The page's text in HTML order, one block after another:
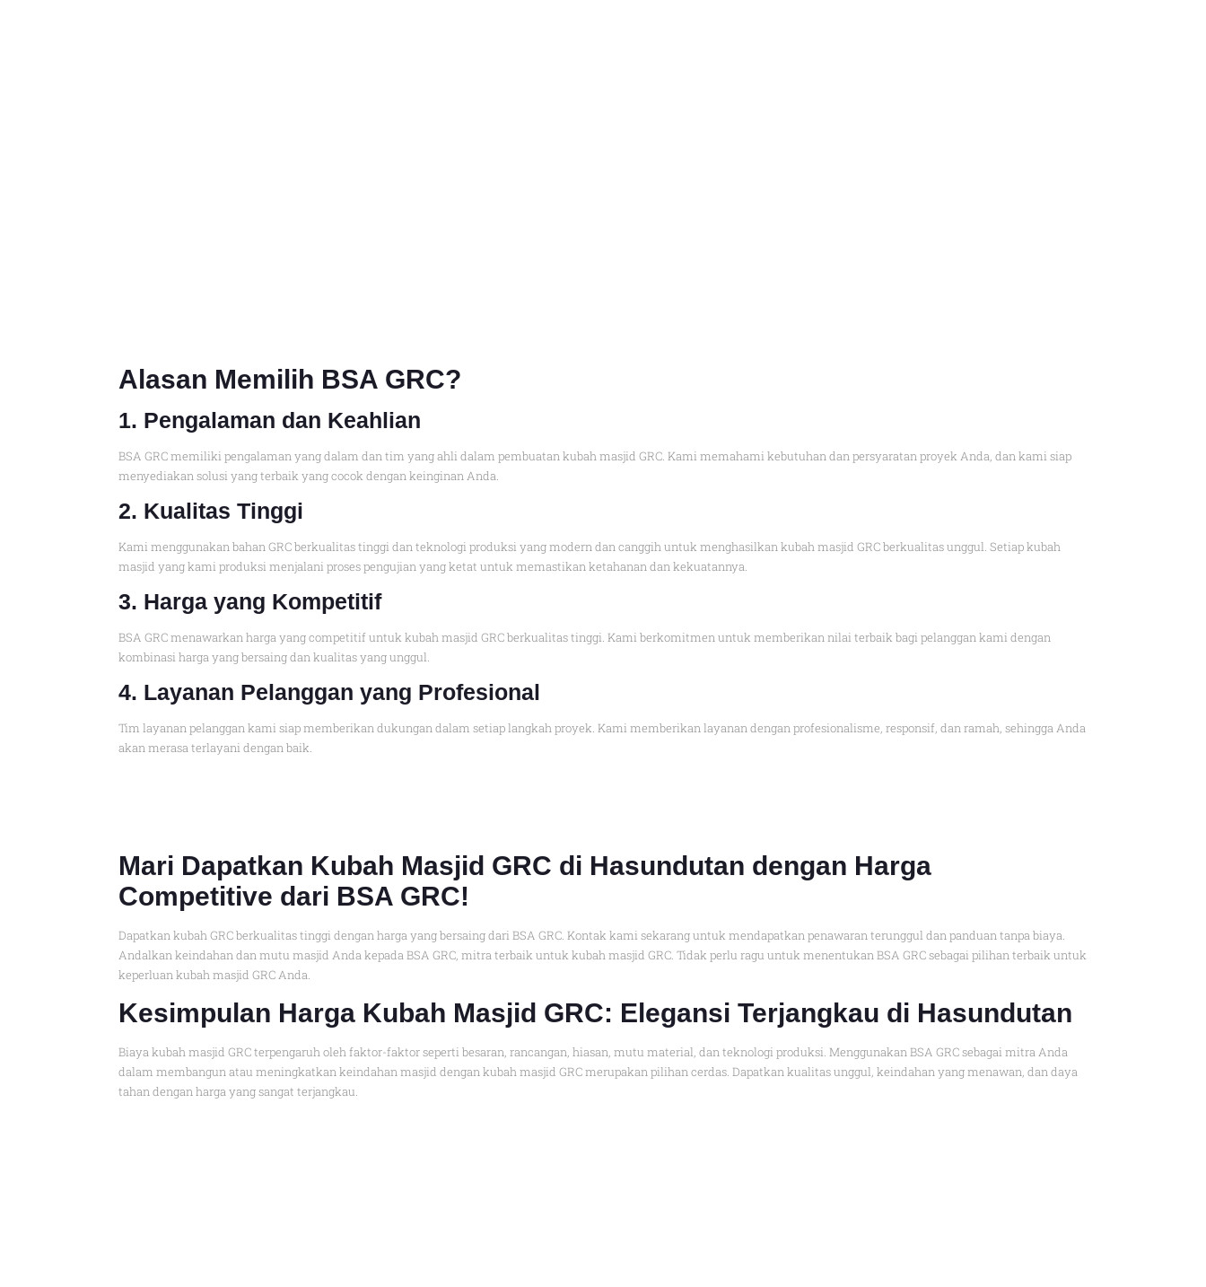
Alasan Memilih BSA GRC?
1. Pengalaman dan Keahlian
BSA GRC memiliki pengalaman yang dalam dan tim yang ahli dalam pembuatan kubah masjid GRC. Kami memahami kebutuhan dan persyaratan proyek Anda, dan kami siap
menyediakan solusi yang terbaik yang cocok dengan keinginan Anda.
2. Kualitas Tinggi
Kami menggunakan bahan GRC berkualitas tinggi dan teknologi produksi yang modern dan canggih untuk menghasilkan kubah masjid GRC berkualitas unggul. Setiap kubah
masjid yang kami produksi menjalani proses pengujian yang ketat untuk memastikan ketahanan dan kekuatannya.
3. Harga yang Kompetitif
BSA GRC menawarkan harga yang competitif untuk kubah masjid GRC berkualitas tinggi. Kami berkomitmen untuk memberikan nilai terbaik bagi pelanggan kami dengan
kombinasi harga yang bersaing dan kualitas yang unggul.
4. Layanan Pelanggan yang Profesional
Tim layanan pelanggan kami siap memberikan dukungan dalam setiap langkah proyek. Kami memberikan layanan dengan profesionalisme, responsif, dan ramah, sehingga Anda
akan merasa terlayani dengan baik.
Mari Dapatkan Kubah Masjid GRC di Hasundutan dengan Harga
Competitive dari BSA GRC!
Dapatkan kubah GRC berkualitas tinggi dengan harga yang bersaing dari BSA GRC. Kontak kami sekarang untuk mendapatkan penawaran terunggul dan panduan tanpa biaya.
Andalkan keindahan dan mutu masjid Anda kepada BSA GRC, mitra terbaik untuk kubah masjid GRC. Tidak perlu ragu untuk menentukan BSA GRC sebagai pilihan terbaik untuk
keperluan kubah masjid GRC Anda.
Kesimpulan Harga Kubah Masjid GRC: Elegansi Terjangkau di Hasundutan
Biaya kubah masjid GRC terpengaruh oleh faktor-faktor seperti besaran, rancangan, hiasan, mutu material, dan teknologi produksi. Menggunakan BSA GRC sebagai mitra Anda
dalam membangun atau meningkatkan keindahan masjid dengan kubah masjid GRC merupakan pilihan cerdas. Dapatkan kualitas unggul, keindahan yang menawan, dan daya
tahan dengan harga yang sangat terjangkau.